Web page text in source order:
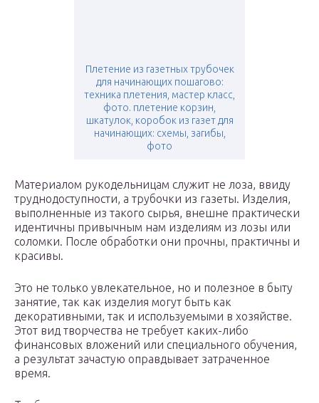
Плетение из газетных трубочек
для начинающих пошагово:
техника плетения, мастер класс,
фото. плетение корзин,
шкатулок, коробок из газет для
начинающих: схемы, загибы,
фото
Материалом рукодельницам служит не лоза, ввиду
труднодоступности, а трубочки из газеты. Изделия,
выполненные из такого сырья, внешне практически
идентичны привычным нам изделиям из лозы или
соломки. После обработки они прочны, практичны и
красивы.
Это не только увлекательное, но и полезное в быту
занятие, так как изделия могут быть как
декоративными, так и используемыми в хозяйстве.
Этот вид творчества не требует каких-либо
финансовых вложений или специального обучения,
а результат зачастую оправдывает затраченное
время.